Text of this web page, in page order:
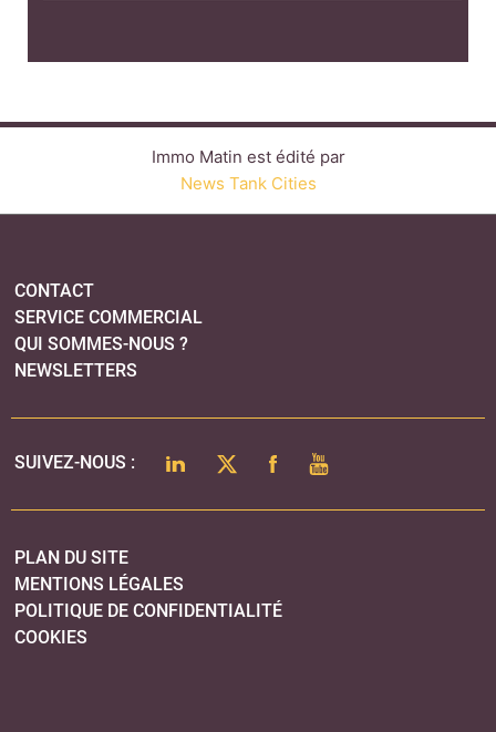
QUI SOMMES-NOUS ?
LINKEDINTWITTERFACEBOOK
YOUTUBE
MENTIONS LÉGALES
POLITIQUE DE CONFIDENTIALITÉ
COOKIES